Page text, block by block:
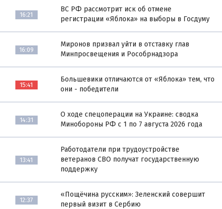
16:21
ВС РФ рассмотрит иск об отмене
регистрации «Яблока» на выборы в Госдуму
16:09
Миронов призвал уйти в отставку глав
Минпросвещения и Рособрнадзора
15:41
Большевики отличаются от «Яблока» тем, что
они - победители
14:31
О ходе спецоперации на Украине: сводка
Минобороны РФ с 1 по 7 августа 2026 года
13:41
Работодатели при трудоустройстве
ветеранов СВО получат государственную
поддержку
12:37
«Пощёчина русским»: Зеленский совершит
первый визит в Сербию